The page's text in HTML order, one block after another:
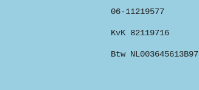
06-11219577
KvK 82119716
Btw NL003645613B97